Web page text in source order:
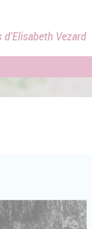
d'Elisabeth Vezard